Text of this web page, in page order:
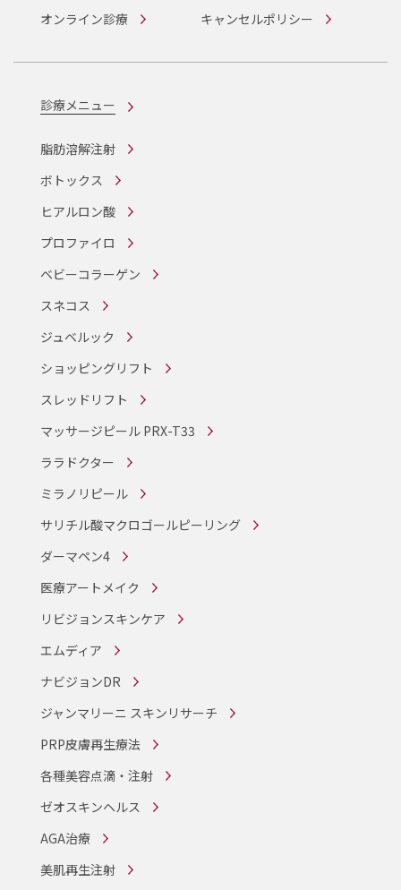
オンライン診療 キャンセルポリシー
診療メニュー
脂肪溶解注射
ボトックス
ヒアルロン酸
プロファイロ
ベビーコラーゲン
スネコス
ジュベルック
ショッピングリフト
スレッドリフト
マッサージピール PRX-T33
ララドクター
ミラノリピール
サリチル酸マクロゴールピーリング
ダーマペン4
医療アートメイク
リビジョンスキンケア
エムディア
ナビジョンDR
ジャンマリーニ スキンリサーチ
PRP皮膚再生療法
各種美容点滴・注射
ゼオスキンヘルス
AGA治療
美肌再生注射